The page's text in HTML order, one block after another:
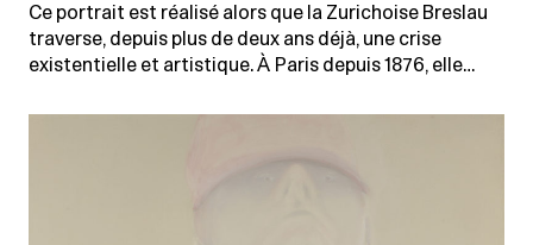
Ce portrait est réalisé alors que la Zurichoise Breslau
traverse, depuis plus de deux ans déjà, une crise
existentielle et artistique. À Paris depuis 1876, elle…